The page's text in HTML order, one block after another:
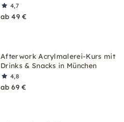
4,7
ab 49 €
Afterwork Acrylmalerei-Kurs mit
Drinks & Snacks in München
4,8
ab 69 €